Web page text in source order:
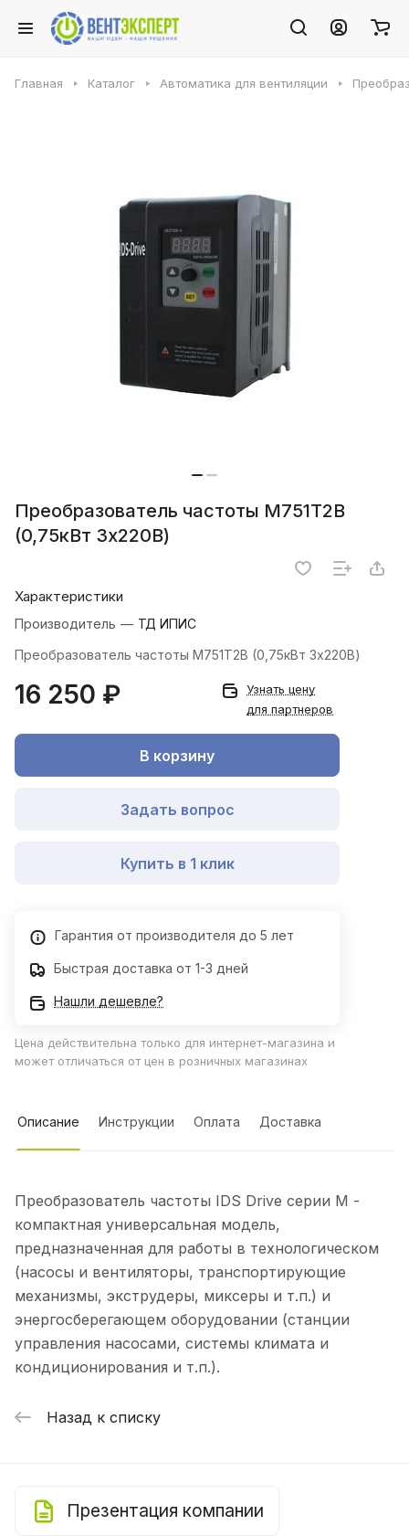
Главная Каталог Автоматика для вентиляции
Преобразователь частоты M751T2B
(0,75кВт 3х220В)
Характеристики
Производитель — ТД ИПИС
Преобразователь частоты M751T2B (0,75кВт 3х220В)
16 250 ₽
Узнать цену
для партнеров
В корзину
Задать вопрос
Купить в 1 клик
Гарантия от производителя до 5 лет
Быстрая доставка от 1-3 дней
Нашли дешевле?
Цена действительна только для интернет-магазина и
может отличаться от цен в розничных магазинах
Описание Инструкции Оплата Доставка
Преобразователь частоты IDS Drive серии M -
компактная универсальная модель,
предназначенная для работы в технологическом
(насосы и вентиляторы, транспортирующие
механизмы, экструдеры, миксеры и т.п.) и
энергосберегающем оборудовании (станции
управления насосами, системы климата и
кондиционирования и т.п.).
Назад к списку
Презентация компании